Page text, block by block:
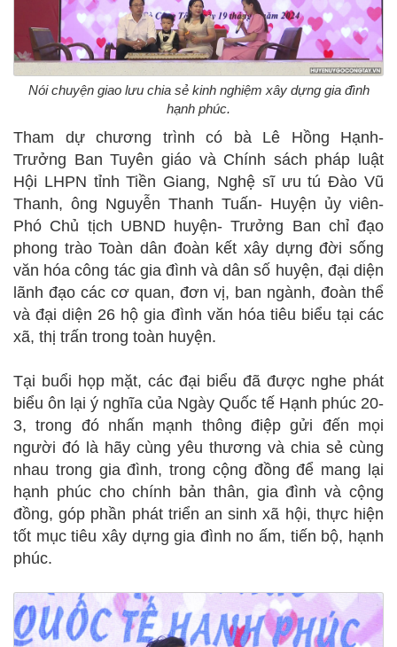
Nói chuyện giao lưu chia sẻ kinh nghiệm xây dựng gia đình
hạnh phúc.
Tham dự chương trình có bà Lê Hồng Hạnh-
Trưởng Ban Tuyên giáo và Chính sách pháp luật
Hội LHPN tỉnh Tiền Giang, Nghệ sĩ ưu tú Đào Vũ
Thanh, ông Nguyễn Thanh Tuấn- Huyện ủy viên-
Phó Chủ tịch UBND huyện- Trưởng Ban chỉ đạo
phong trào Toàn dân đoàn kết xây dựng đời sống
văn hóa công tác gia đình và dân số huyện, đại diện
lãnh đạo các cơ quan, đơn vị, ban ngành, đoàn thể
và đại diện 26 hộ gia đình văn hóa tiêu biểu tại các
xã, thị trấn trong toàn huyện.
Tại buổi họp mặt, các đại biểu đã được nghe phát
biểu ôn lại ý nghĩa của Ngày Quốc tế Hạnh phúc 20-
3, trong đó nhấn mạnh thông điệp gửi đến mọi
người đó là hãy cùng yêu thương và chia sẻ cùng
nhau trong gia đình, trong cộng đồng để mang lại
hạnh phúc cho chính bản thân, gia đình và cộng
đồng, góp phần phát triển an sinh xã hội, thực hiện
tốt mục tiêu xây dựng gia đình no ấm, tiến bộ, hạnh
phúc.